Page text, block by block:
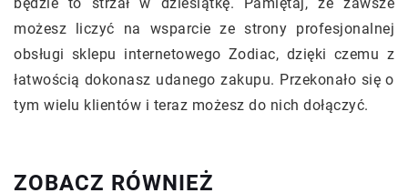
możesz liczyć na wsparcie ze strony profesjonalnej
obsługi sklepu internetowego Zodiac, dzięki czemu z
łatwością dokonasz udanego zakupu. Przekonało się o
tym wielu klientów i teraz możesz do nich dołączyć.
ZOBACZ RÓWNIEŻ